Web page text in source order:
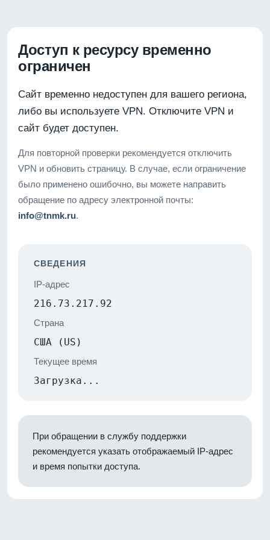
Доступ к ресурсу временно
ограничен
Сайт временно недоступен для вашего региона,
либо вы используете VPN. Отключите VPN и
сайт будет доступен.
Для повторной проверки рекомендуется отключить
VPN и обновить страницу. В случае, если ограничение
было применено ошибочно, вы можете направить
обращение по адресу электронной почты:
info@tnmk.ru.
СВЕДЕНИЯ
IP-адрес
216.73.217.92
Страна
США (US)
Текущее время
Загрузка...
При обращении в службу поддержки
рекомендуется указать отображаемый IP-адрес
и время попытки доступа.